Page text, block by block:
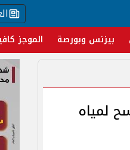
بيزنس وبورصة الموجز
لمياه